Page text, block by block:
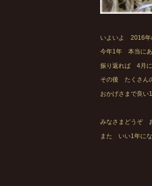
いよいよ 2016
今年1年 本当にあ
振り返れば 4月に
その後 たくさん
おかげさまで良い
みなさまどうぞ
また いい1年にな